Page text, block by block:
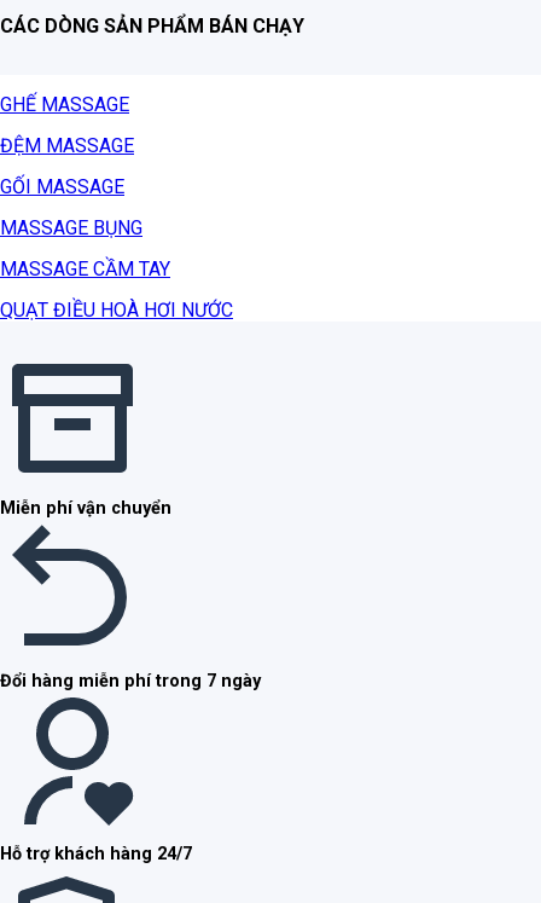
CÁC DÒNG SẢN PHẨM BÁN CHẠY
GHẾ MASSAGE
ĐỆM MASSAGE
GỐI MASSAGE
MASSAGE BỤNG
MASSAGE CẦM TAY
QUẠT ĐIỀU HOÀ HƠI NƯỚC
Miễn phí vận chuyển
Đổi hàng miễn phí trong 7 ngày
Hỗ trợ khách hàng 24/7